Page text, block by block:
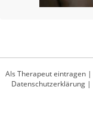
Als Therapeut eintragen |
Datenschutzerklärung|